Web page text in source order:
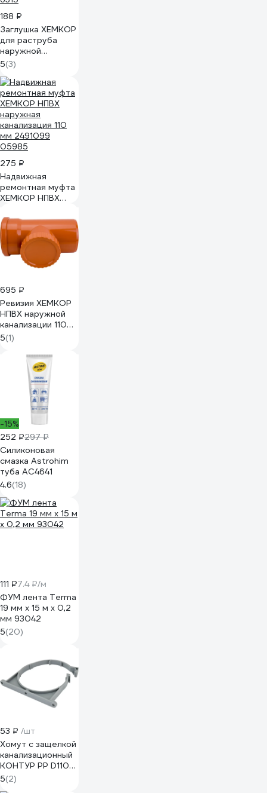
188 ₽
Заглушка ХЕМКОР
для раструба
наружной
канализации 110
мм 2490209 0
6315
5(3)
275 ₽
Надвижная
ремонтная муфта
ХЕМКОР НПВХ
канализация 110
мм 2491099
05985
695 ₽
Ревизия ХЕМКОР
НПВХ наружной
канализации 110
мм, 2491207 0
6321
5(1)
-15%
252 ₽297 ₽
Силиконовая
смазка Astrohim
туба AC4641
4.6(18)
111 ₽7.4 ₽/м
ФУМ лента Terma
19 мм х 15 м х 0,2
мм 93042
5(20)
53 ₽ /шт
Хомут с защелкой
канализационный
КОНТУР PP D110
СТАНДАРТ
072909110000
5(2)